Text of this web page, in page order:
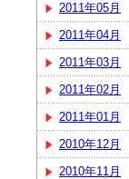
2011年05月
2011年04月
2011年03月
2011年02月
2011年01月
2010年12月
2010年11月